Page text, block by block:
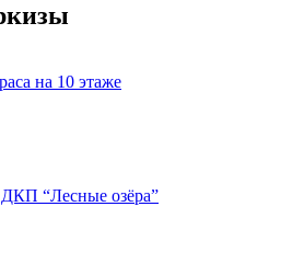
на 10 этаже
“Лесные озёра”